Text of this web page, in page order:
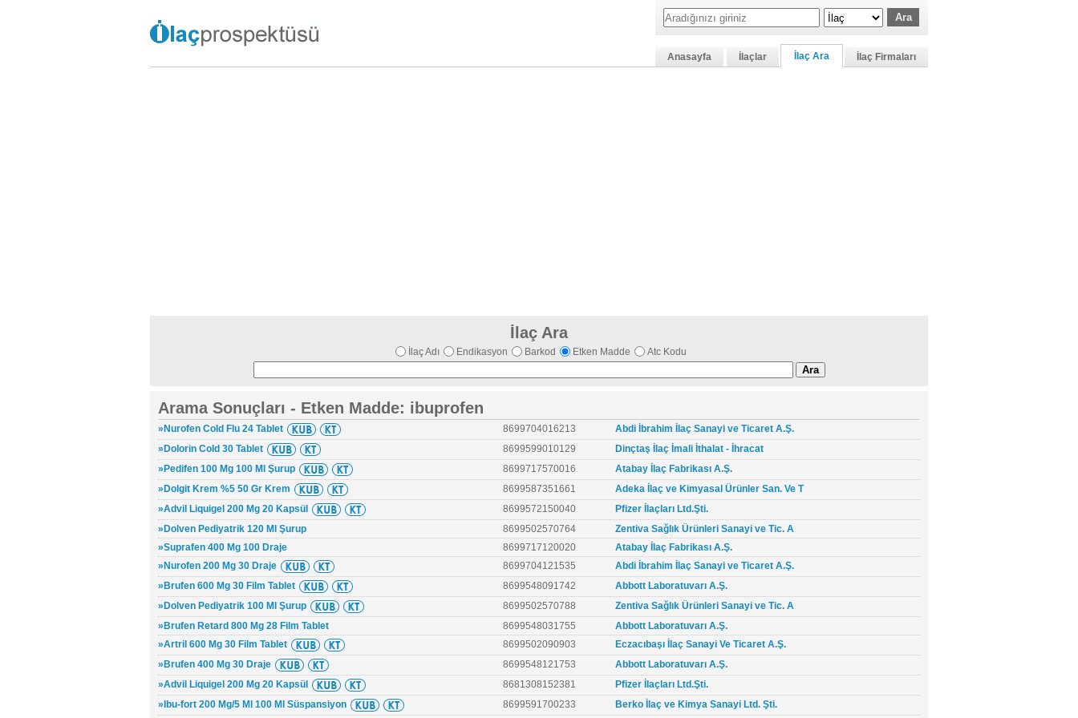
Anasayfa İlaçlar İlaç Ara İlaç Firmaları
İlaç Ara
İlaç Adı Endikasyon Barkod Etken Madde Atc Kodu
Arama Sonuçları - Etken Madde: ibuprofen
»Nurofen Cold Flu 24 Tablet 8699704016213
Abdi İbrahim İlaç Sanayi ve Ticaret A.Ş.
»Dolorin Cold 30 Tablet
8699599010129
Dinçtaş İlaç İmali İthalat - İhracat
»Pedifen 100 Mg 100 Ml Şurup
8699717570016
Atabay İlaç Fabrikası A.Ş.
»Dolgit Krem %5 50 Gr Krem
8699587351661
Adeka İlaç ve Kimyasal Ürünler San. Ve T
»Advil Liquigel 200 Mg 20 Kapsül
8699572150040
Pfizer İlaçları Ltd.Şti.
»Dolven Pediyatrik 120 Ml Şurup
8699502570764
Zentiva Sağlık Ürünleri Sanayi ve Tic. A
»Suprafen 400 Mg 100 Draje
8699717120020
Atabay İlaç Fabrikası A.Ş.
»Nurofen 200 Mg 30 Draje
8699704121535
Abdi İbrahim İlaç Sanayi ve Ticaret A.Ş.
»Brufen 600 Mg 30 Film Tablet
8699548091742
Abbott Laboratuvarı A.Ş.
»Dolven Pediyatrik 100 Ml Şurup
8699502570788
Zentiva Sağlık Ürünleri Sanayi ve Tic. A
»Brufen Retard 800 Mg 28 Film Tablet
8699548031755
Abbott Laboratuvarı A.Ş.
»Artril 600 Mg 30 Film Tablet
8699502090903
Eczacıbaşı İlaç Sanayi Ve Ticaret A.Ş.
»Brufen 400 Mg 30 Draje
8699548121753
Abbott Laboratuvarı A.Ş.
»Advil Liquigel 200 Mg 20 Kapsül
8681308152381
Pfizer İlaçları Ltd.Şti.
»Ibu-fort 200 Mg/5 Ml 100 Ml Süspansiyon
8699591700233 Berko İlaç ve Kimya Sanayi Ltd. Şti.